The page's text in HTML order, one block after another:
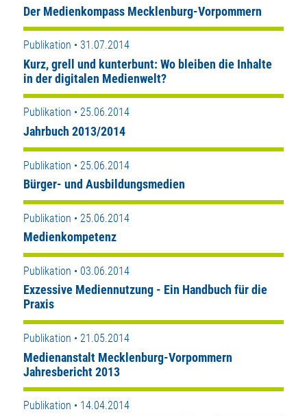
Der Medienkompass Mecklenburg-Vorpommern
Publikation • 31.07.2014
Kurz, grell und kunterbunt: Wo bleiben die Inhalte
in der digitalen Medienwelt?
Publikation • 25.06.2014
Jahrbuch 2013/2014
Publikation • 25.06.2014
Bürger- und Ausbildungsmedien
Publikation • 25.06.2014
Medienkompetenz
Publikation • 03.06.2014
Exzessive Mediennutzung - Ein Handbuch für die
Praxis
Publikation • 21.05.2014
Medienanstalt Mecklenburg-Vorpommern
Jahresbericht 2013
Publikation • 14.04.2014